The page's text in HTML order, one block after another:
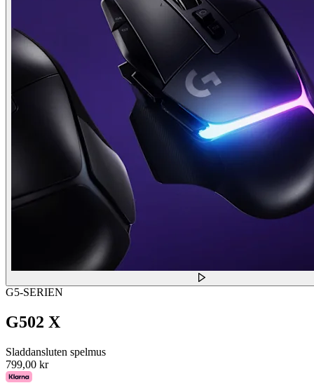
G5-SERIEN
G502 X
Sladdansluten spelmus
799,00 kr